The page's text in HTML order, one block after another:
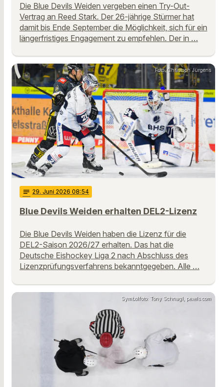
Die Blue Devils Weiden vergeben einen Try-Out-
Vertrag an Reed Stark. Der 26-jährige Stürmer hat
damit bis Ende September die Möglichkeit, sich für ein
längerfristiges Engagement zu empfehlen. Der in …
Foto: Christoph Jürgens
notes 29. Juni 2026 08:54
Blue Devils Weiden erhalten DEL2-Lizenz
Die Blue Devils Weiden haben die Lizenz für die
DEL2-Saison 2026/27 erhalten. Das hat die
Deutsche Eishockey Liga 2 nach Abschluss des
Lizenzprüfungsverfahrens bekanntgegeben. Alle …
Symbolfoto: Tony Schnagl, pexels.com